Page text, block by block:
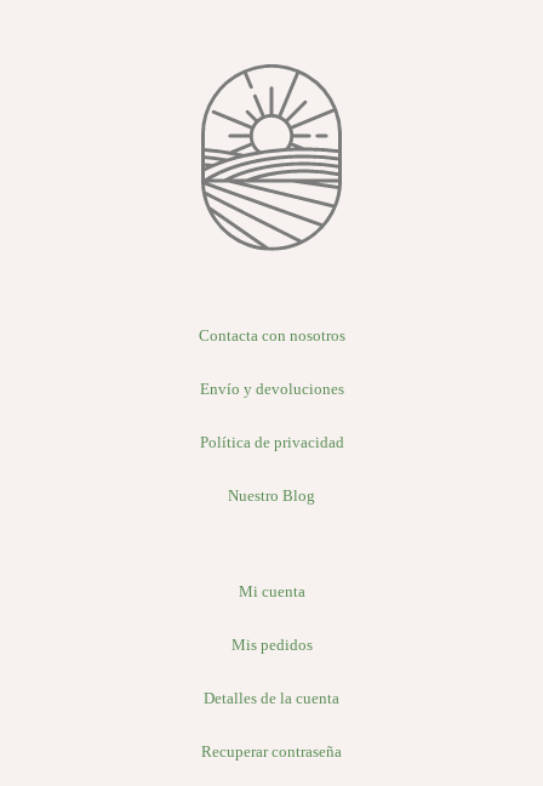
Contacta con nosotros
Envío y devoluciones
Política de privacidad
Nuestro Blog
Mi cuenta
Mis pedidos
Detalles de la cuenta
Recuperar contraseña